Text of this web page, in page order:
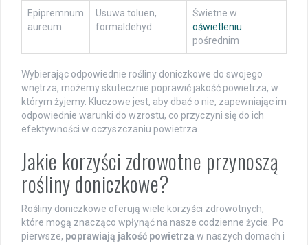
Epipremnum
aureum
Usuwa toluen,
formaldehyd
Świetne w
oświetleniu
pośrednim
Wybierając odpowiednie rośliny doniczkowe do swojego
wnętrza, możemy skutecznie poprawić jakość powietrza, w
którym żyjemy. Kluczowe jest, aby dbać o nie, zapewniając im
odpowiednie warunki do wzrostu, co przyczyni się do ich
efektywności w oczyszczaniu powietrza.
Jakie korzyści zdrowotne przynoszą
rośliny doniczkowe?
Rośliny doniczkowe oferują wiele korzyści zdrowotnych,
które mogą znacząco wpłynąć na nasze codzienne życie. Po
pierwsze, poprawiają jakość powietrza w naszych domach i